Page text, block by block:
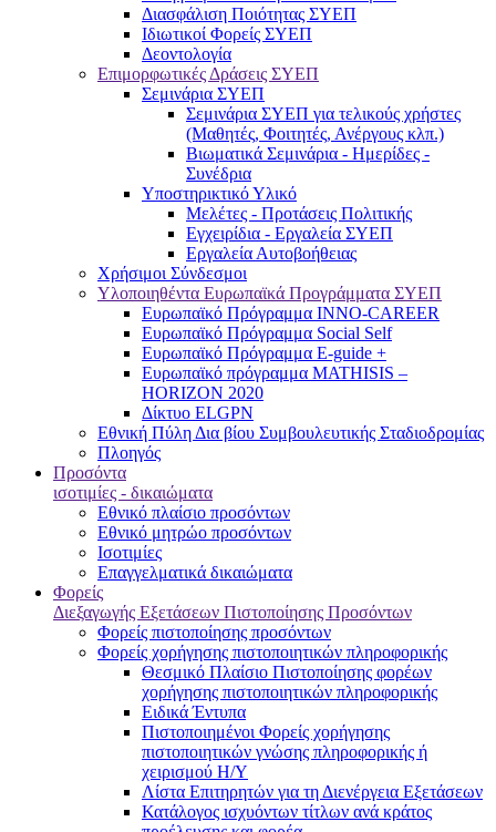
Διασφάλιση Ποιότητας ΣΥΕΠ
Ιδιωτικοί Φορείς ΣΥΕΠ
Δεοντολογία
Επιμορφωτικές Δράσεις ΣΥΕΠ
Σεμινάρια ΣΥΕΠ
Σεμινάρια ΣΥΕΠ για τελικούς χρήστες
(Μαθητές, Φοιτητές, Ανέργους κλπ.)
Βιωματικά Σεμινάρια - Ημερίδες -
Συνέδρια
Υποστηρικτικό Υλικό
Μελέτες - Προτάσεις Πολιτικής
Εγχειρίδια - Εργαλεία ΣΥΕΠ
Εργαλεία Αυτοβοήθειας
Χρήσιμοι Σύνδεσμοι
Υλοποιηθέντα Ευρωπαϊκά Προγράμματα ΣΥΕΠ
Ευρωπαϊκό Πρόγραμμα INNO-CAREER
Ευρωπαϊκό Πρόγραμμα Social Self
Ευρωπαϊκό Πρόγραμμα E-guide +
Ευρωπαϊκό πρόγραμμα MATHISIS –
HORIZON 2020
Δίκτυο ELGPN
Εθνική Πύλη Δια βίου Συμβουλευτικής Σταδιοδρομίας
Πλοηγός
Προσόντα
ισοτιμίες - δικαιώματα
Εθνικό πλαίσιο προσόντων
Εθνικό μητρώο προσόντων
Ισοτιμίες
Επαγγελματικά δικαιώματα
Φορείς
Διεξαγωγής Εξετάσεων Πιστοποίησης Προσόντων
Φορείς πιστοποίησης προσόντων
Φορείς χορήγησης πιστοποιητικών πληροφορικής
Θεσμικό Πλαίσιο Πιστοποίησης φορέων
χορήγησης πιστοποιητικών πληροφορικής
Ειδικά Έντυπα
Πιστοποιημένοι Φορείς χορήγησης
πιστοποιητικών γνώσης πληροφορικής ή
χειρισμού Η/Υ
Λίστα Επιτηρητών για τη Διενέργεια Εξετάσεων
Κατάλογος ισχυόντων τίτλων ανά κράτος